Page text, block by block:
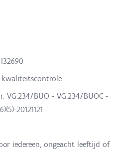
kwaliteitscontrole
VG.234/BUO - VG.234/BUOC -
20121121
iedereen, ongeacht leeftijd of